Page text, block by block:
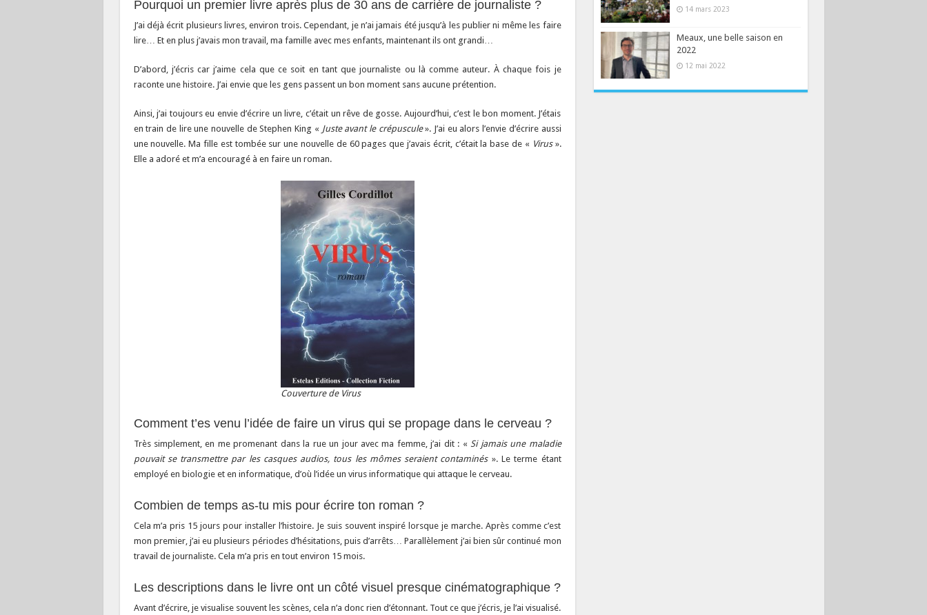
Pourquoi un premier livre après plus de 30 ans de carrière de journaliste ?
J’ai déjà écrit plusieurs livres, environ trois. Cependant, je n’ai jamais été jusqu’à les publier ni même les faire
lire… Et en plus j’avais mon travail, ma famille avec mes enfants, maintenant ils ont grandi…
D’abord, j’écris car j’aime cela que ce soit en tant que journaliste ou là comme auteur. À chaque fois je
raconte une histoire. J’ai envie que les gens passent un bon moment sans aucune prétention.
Ainsi, j’ai toujours eu envie d’écrire un livre, c’était un rêve de gosse. Aujourd’hui, c’est le bon moment. J’étais
en train de lire une nouvelle de Stephen King « Juste avant le crépuscule». J’ai eu alors l’envie d’écrire aussi
une nouvelle. Ma fille est tombée sur une nouvelle de 60 pages que j’avais écrit, c’était la base de « Virus».
Elle a adoré et m’a encouragé à en faire un roman.
Couverture de Virus
Comment t’es venu l’idée de faire un virus qui se propage dans le cerveau ?
Très simplement, en me promenant dans la rue un jour avec ma femme, j’ai dit : « Si jamais une maladie
pouvait se transmettre par les casques audios, tous les mômes seraient contaminés». Le terme étant
employé en biologie et en informatique, d’où l’idée un virus informatique qui attaque le cerveau.
Combien de temps as-tu mis pour écrire ton roman ?
Cela m’a pris 15 jours pour installer l’histoire. Je suis souvent inspiré lorsque je marche. Après comme c’est
mon premier, j’ai eu plusieurs périodes d’hésitations, puis d’arrêts… Parallèlement j’ai bien sûr continué mon
travail de journaliste. Cela m’a pris en tout environ 15 mois.
Les descriptions dans le livre ont un côté visuel presque cinématographique ?
Avant d’écrire, je visualise souvent les scènes, cela n’a donc rien d’étonnant. Tout ce que j’écris, je l’ai visualisé.
14 mars 2023
Meaux, une belle saison en
2022
12 mai 2022